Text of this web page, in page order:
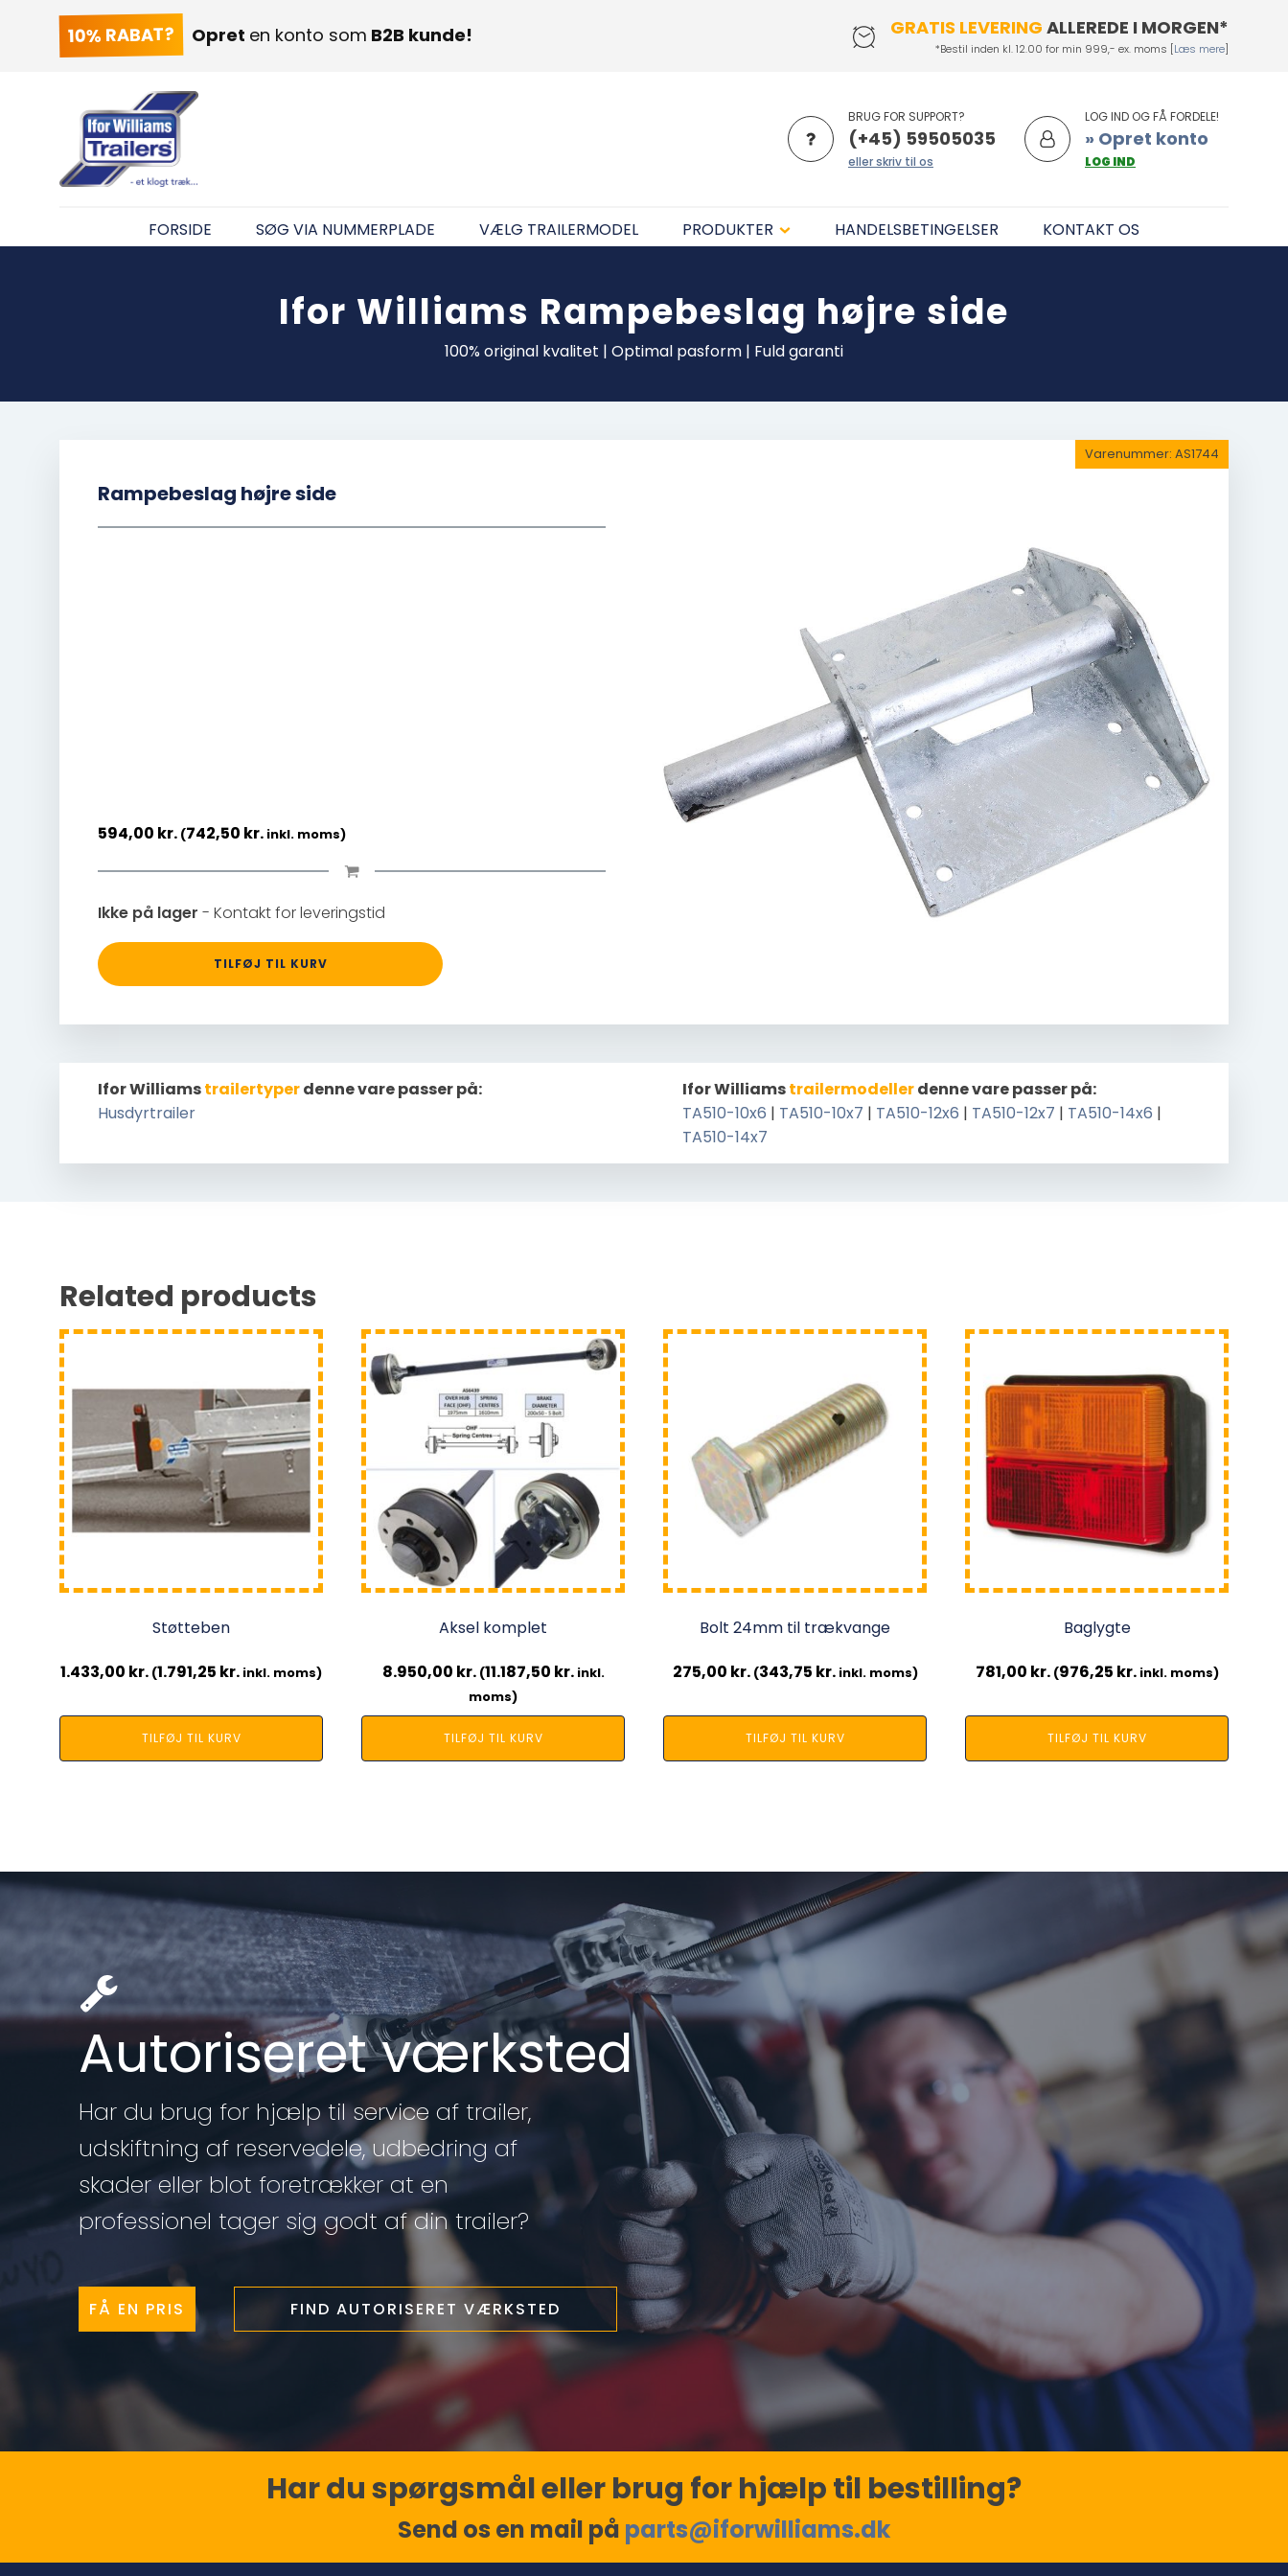
10% RABAT? Opret en konto som B2B kunde! GRATIS LEVERING ALLEREDE I MORGEN*
*Bestil inden kl. 12.00 for min 999,- ex. moms [Læs mere]
BRUG FOR SUPPORT?
(+45) 59505035
eller skriv til os
LOG IND OG FÅ FORDELE!
» Opret konto
LOG IND
FORSIDE SØG VIA NUMMERPLADE VÆLG TRAILERMODEL PRODUKTER HANDELSBETINGELSER KONTAKT OS
Ifor Williams Rampebeslag højre side
100% original kvalitet | Optimal pasform | Fuld garanti
Rampebeslag højre side
594,00 kr. (742,50 kr. inkl. moms)
Ikke på lager - Kontakt for leveringstid
TILFØJ TIL KURV
Varenummer: AS1744
Ifor Williamstrailertyperdenne vare passer på:
Husdyrtrailer
Ifor Williamstrailermodellerdenne vare passer på:
TA510-10x6 | TA510-10x7 | TA510-12x6 | TA510-12x7 | TA510-14x6 |
TA510-14x7
Related products
Støtteben
1.433,00 kr. (1.791,25 kr. inkl. moms)
TILFØJ TIL KURV
Aksel komplet
8.950,00 kr. (11.187,50 kr.inkl.
moms)
TILFØJ TIL KURV
Bolt 24mm til trækvange
275,00 kr. (343,75 kr.inkl. moms)
TILFØJ TIL KURV
Baglygte
781,00 kr. (976,25 kr.inkl. moms)
TILFØJ TIL KURV
Autoriseret værksted
Har du brug for hjælp til service af trailer,
udskiftning af reservedele, udbedring af
skader eller blot foretrækker at en
professionel tager sig godt af din trailer?
FÅ EN PRIS FIND AUTORISERET VÆRKSTED
Har du spørgsmål eller brug for hjælp til bestilling?
Send os en mail på parts@iforwilliams.dk